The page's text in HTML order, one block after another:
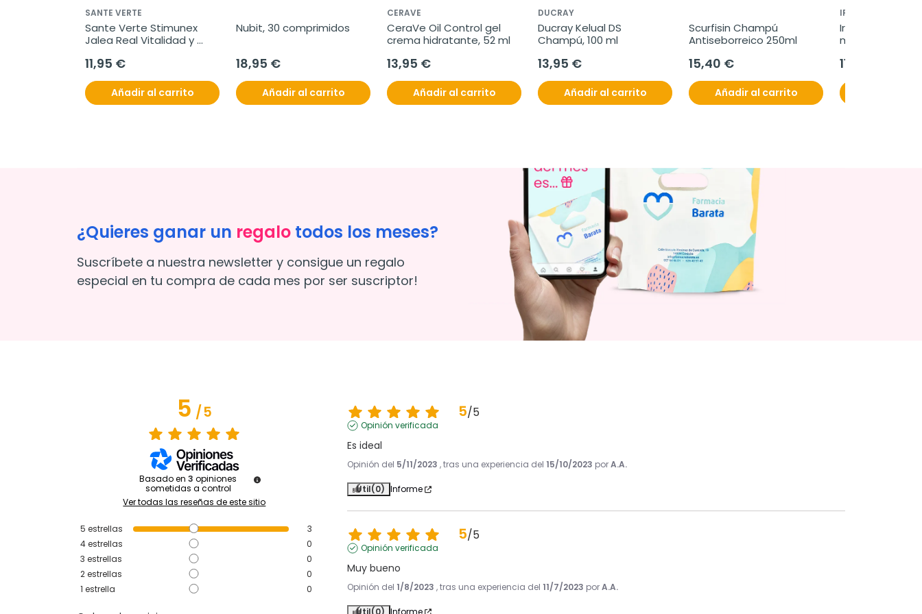
SANTE VERTE
Sante Verte Stimunex
Jalea Real Vitalidad y
11,95 €
Añadir al carrito
Nubit, 30 comprimidos
18,95 €
Añadir al carrito
CERAVE
CeraVe Oil Control gel
crema hidratante, 52 ml
13,95 €
Añadir al carrito
DUCRAY
Ducray Kelual DS
Champú, 100 ml
13,95 €
Añadir al carrito
Scurfisin Champú
Antiseborreico 250ml
15,40 €
Añadir al carrito
IRALTONE
Iraltone
ml
11,40 €
¿Quieres ganar un regalo todos los meses?
Suscríbete a nuestra newsletter y consigue un regalo
especial en tu compra de cada mes por ser suscriptor!
5/5
Basado en3 opiniones
sometidas a control
Ver todas las reseñas de este sitio
5 estrellas
3
4estrellas
0
3 estrellas
0
2estrellas
0
1 estrella 0
5/5
Opinión verificada
Es ideal
Opinión del 5/11/2023 , tras una experiencia del 15/10/2023 porA.A.
Útil(0) Informe
5/5
Opinión verificada
Muy bueno
Opinión del 1/8/2023 , tras una experiencia del 11/7/2023 porA.A.